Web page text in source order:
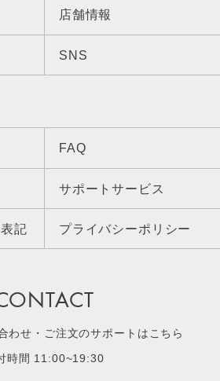
店舗情報
SNS
FAQ
サポートサービス
記 プライバシーポリシー
わせ・ご注文のサポートはこちら
時間 11:00~19:30